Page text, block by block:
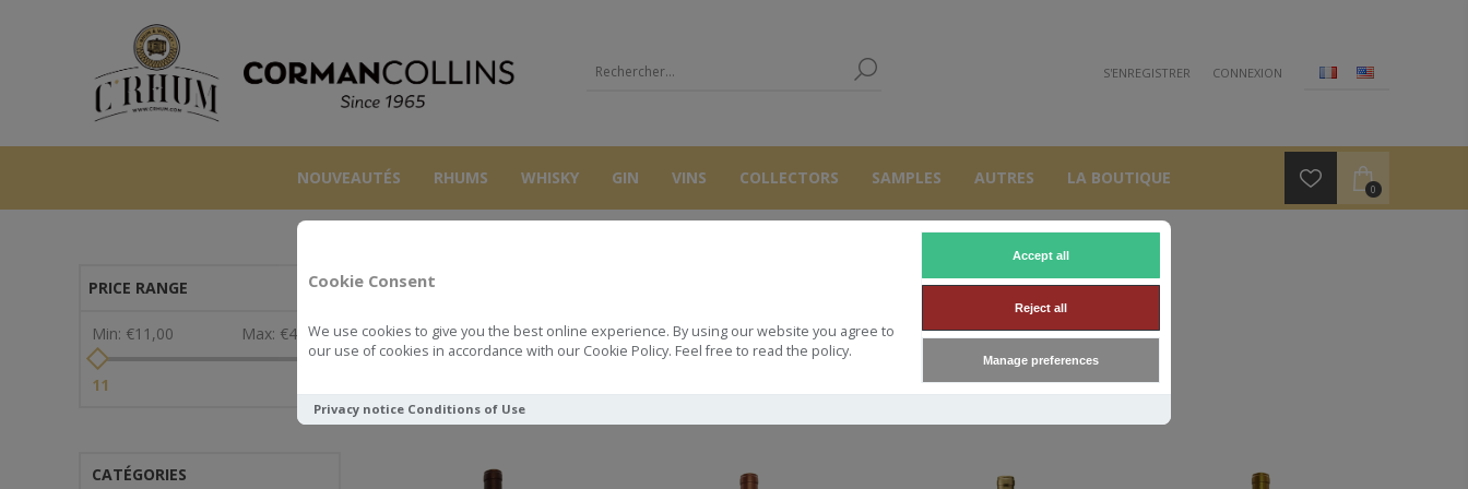
Cookie Consent
We use cookies to give you the best online experience. By using our website you agree to
our use of cookies in accordance with our Cookie Policy. Feel free to read the policy.
Accept all
Reject all
Manage preferences
Privacy notice Conditions of Use
S'ENREGISTRER CONNEXION
NOUVEAUTÉS RHUMS WHISKY GIN VINS COLLECTORS SAMPLES AUTRES LA BOUTIQUE
0
DELAS
PRICE RANGE
Min: €11,00 Max: €47,00
11
CATÉGORIES